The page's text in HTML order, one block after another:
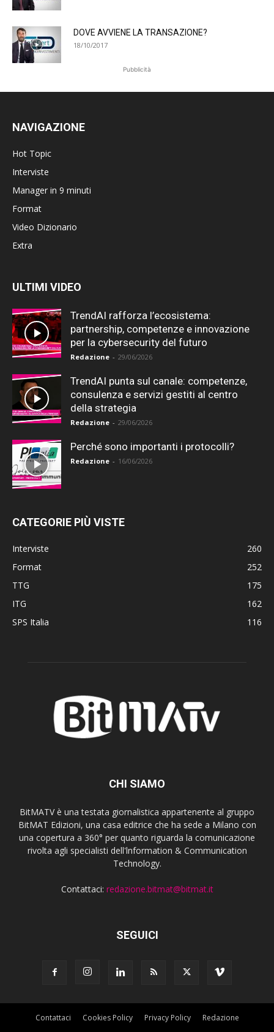
DOVE AVVIENE LA TRANSAZIONE?
18/10/2017
Pubblicità
NAVIGAZIONE
Hot Topic
Interviste
Manager in 9 minuti
Format
Video Dizionario
Extra
ULTIMI VIDEO
TrendAI rafforza l’ecosistema:
partnership, competenze e innovazione
per la cybersecurity del futuro
Redazione - 29/06/2026
TrendAI punta sul canale: competenze,
consulenza e servizi gestiti al centro
della strategia
Redazione - 29/06/2026
Perché sono importanti i protocolli?
Redazione - 16/06/2026
CATEGORIE PIÙ VISTE
Interviste
260
Format
252
TTG
175
ITG
162
SPS Italia
116
CHI SIAMO
BitMATV è una testata giornalistica appartenente al gruppo
BitMAT Edizioni, una casa editrice che ha sede a Milano con
una copertura a 360° per quanto riguarda la comunicazione
rivolta agli specialisti dell'lnformation & Communication
Technology.
Contattaci: redazione.bitmat@bitmat.it
SEGUICI
Contattaci Cookies Policy Privacy Policy Redazione